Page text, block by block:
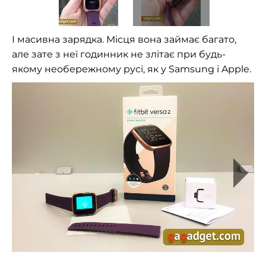
І масивна зарядка. Місця вона займає багато,
але зате з неї годинник не злітає при будь-
якому необережному русі, як у Samsung і Apple.